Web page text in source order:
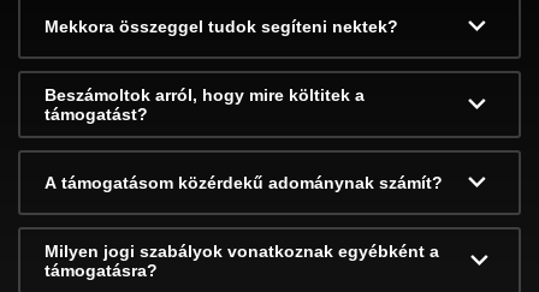
Mekkora összeggel tudok segíteni nektek?
Beszámoltok arról, hogy mire költitek a
támogatást?
A támogatásom közérdekű adománynak számít?
Milyen jogi szabályok vonatkoznak egyébként a
támogatásra?